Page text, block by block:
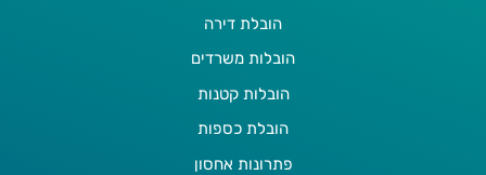
הובלת דירה
הובלות משרדים
הובלות קטנות
הובלת כספות
פתרונות אחסון